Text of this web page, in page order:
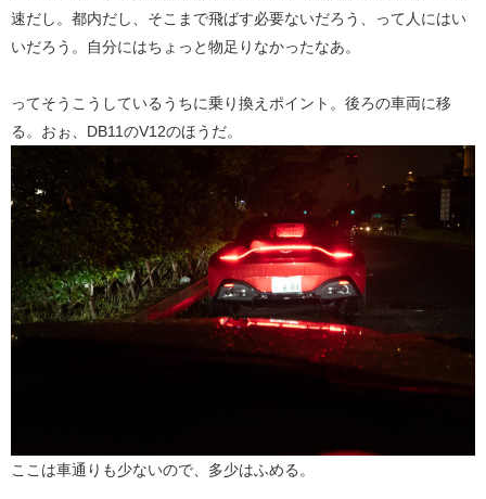
速だし。都内だし、そこまで飛ばす必要ないだろう、って人にはい
いだろう。自分にはちょっと物足りなかったなあ。
ってそうこうしているうちに乗り換えポイント。後ろの車両に移
る。おぉ、DB11のV12のほうだ。
ここは車通りも少ないので、多少はふめる。